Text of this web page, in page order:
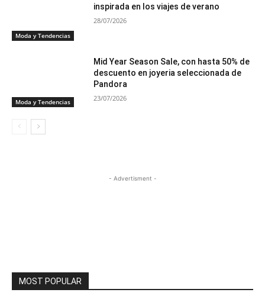
Moda y Tendencias
inspirada en los viajes de verano
28/07/2026
Moda y Tendencias
Mid Year Season Sale, con hasta 50% de
descuento en joyeria seleccionada de
Pandora
23/07/2026
- Advertisment -
MOST POPULAR